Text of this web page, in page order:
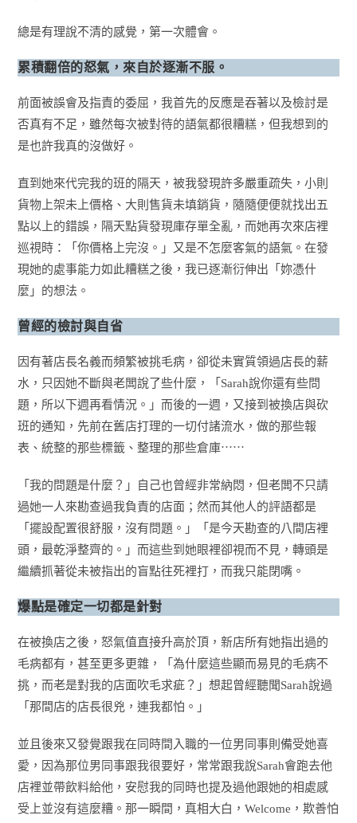
總是有理說不清的感覺，第一次體會。
累積翻倍的怒氣，來自於逐漸不服 。
前面被誤會及指責的委屈，我首先的反應是吞著以及檢討是
否真有不足，雖然每次被對待的語氣都很糟糕，但我想到的
是也許我真的沒做好。
直到她來代完我的班的隔天，被我發現許多嚴重疏失，小則
貨物上架未上價格、大則售貨未填銷貨，隨隨便便就找出五
點以上的錯誤，隔天點貨發現庫存單全亂，而她再次來店裡
巡視時：「你價格上完沒。」又是不怎麼客氣的語氣。在發
現她的處事能力如此糟糕之後，我已逐漸衍伸出「妳憑什
麼」的想法。
曾經的檢討與自省
因有著店長名義而頻繁被挑毛病，卻從未實質領過店長的薪
水，只因她不斷與老闆說了些什麼，「Sarah說你還有些問
題，所以下週再看情況。」而後的一週，又接到被換店與砍
班的通知，先前在舊店打理的一切付諸流水，做的那些報
表、統整的那些標籤、整理的那些倉庫⋯⋯
「我的問題是什麼？」自己也曾經非常納悶，但老闆不只請
過她一人來勘查過我負責的店面；然而其他人的評語都是
「擺設配置很舒服，沒有問題。」「是今天勘查的八間店裡
頭，最乾淨整齊的。」而這些到她眼裡卻視而不見，轉頭是
繼續抓著從未被指出的盲點往死裡打，而我只能閉嘴。
爆點是確定一切都是針對
在被換店之後，怒氣值直接升高於頂，新店所有她指出過的
毛病都有，甚至更多更雜，「為什麼這些顯而易見的毛病不
挑，而老是對我的店面吹毛求疵？」想起曾經聽聞Sarah說過
「那間店的店長很兇，連我都怕。」
並且後來又發覺跟我在同時間入職的一位男同事則備受她喜
愛，因為那位男同事跟我很要好，常常跟我說Sarah會跑去他
店裡並帶飲料給他，安慰我的同時也提及過他跟她的相處感
受上並沒有這麼糟。那一瞬間，真相大白，Welcome，欺善怕